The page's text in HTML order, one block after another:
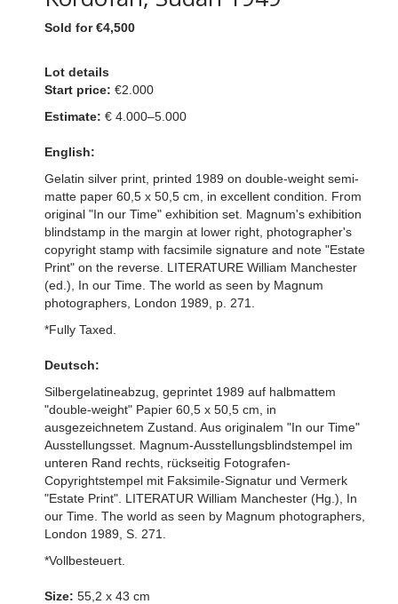
Sold for €4,500
Lot details
Start price: €2.000
Estimate: € 4.000–5.000
English:
Gelatin silver print, printed 1989 on double-weight semi-
matte paper 60,5 x 50,5 cm, in excellent condition. From
original "In our Time" exhibition set. Magnum's exhibition
blindstamp in the margin at lower right, photographer's
copyright stamp with facsimile signature and note "Estate
Print" on the reverse. LITERATURE William Manchester
(ed.), In our Time. The world as seen by Magnum
photographers, London 1989, p. 271.
*Fully Taxed.
Deutsch:
Silbergelatineabzug, geprintet 1989 auf halbmattem
"double-weight" Papier 60,5 x 50,5 cm, in
ausgezeichnetem Zustand. Aus originalem "In our Time"
Ausstellungsset. Magnum-Ausstellungsblindstempel im
unteren Rand rechts, rückseitig Fotografen-
Copyrightstempel mit Faksimile-Signatur und Vermerk
"Estate Print". LITERATUR William Manchester (Hg.), In
our Time. The world as seen by Magnum photographers,
London 1989, S. 271.
*Vollbesteuert.
Size: 55,2 x 43 cm